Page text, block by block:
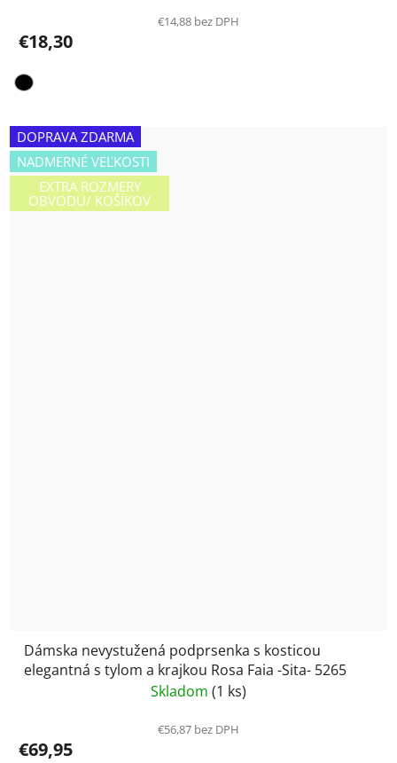
€14,88 bez DPH
€18,30
DOPRAVA ZDARMA
NADMERNÉ VEĽKOSTI
EXTRA ROZMERY
OBVODU/ KOŠÍKOV
Dámska nevystužená podprsenka s kosticou
elegantná s tylom a krajkou Rosa Faia -Sita- 5265
Skladom (1 ks)
€56,87 bez DPH
€69,95